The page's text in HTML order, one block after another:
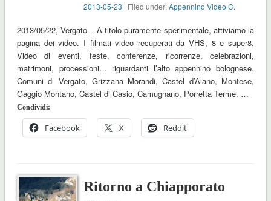
2013-05-23 | Filed under:Appennino Video C.
2013/05/22, Vergato – A titolo puramente sperimentale, attiviamo la
pagina dei video. I filmati video recuperati da VHS, 8 e super8.
Video di eventi, feste, conferenze, ricorrenze, celebrazioni,
matrimoni, processioni… riguardanti l’alto appennino bolognese.
Comuni di Vergato, Grizzana Morandi, Castel d’Aiano, Montese,
Gaggio Montano, Castel di Casio, Camugnano, Porretta Terme, …
Condividi:
Facebook X Reddit
Ritorno a Chiapporato